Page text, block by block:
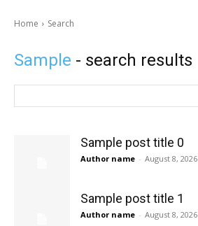
Home Search
Sample - search results
Sample post title 0
Author name - August 8, 2026
Sample post title 1
Author name - August 8, 2026